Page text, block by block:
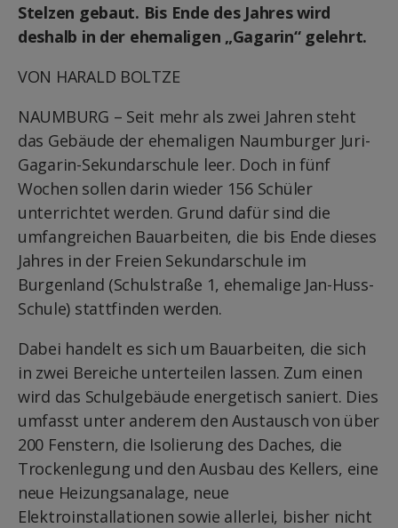
Stelzen gebaut. Bis Ende des Jahres wird
deshalb in der ehemaligen „Gagarin“ gelehrt.
VON HARALD BOLTZE
NAUMBURG – Seit mehr als zwei Jahren steht
das Gebäude der ehemaligen Naumburger Juri-
Gagarin-Sekundarschule leer. Doch in fünf
Wochen sollen darin wieder 156 Schüler
unterrichtet werden. Grund dafür sind die
umfangreichen Bauarbeiten, die bis Ende dieses
Jahres in der Freien Sekundarschule im
Burgenland (Schulstraße 1, ehemalige Jan-Huss-
Schule) stattfinden werden.
Dabei handelt es sich um Bauarbeiten, die sich
in zwei Bereiche unterteilen lassen. Zum einen
wird das Schulgebäude energetisch saniert. Dies
umfasst unter anderem den Austausch von über
200 Fenstern, die Isolierung des Daches, die
Trockenlegung und den Ausbau des Kellers, eine
neue Heizungsanalage, neue
Elektroinstallationen sowie allerlei, bisher nicht